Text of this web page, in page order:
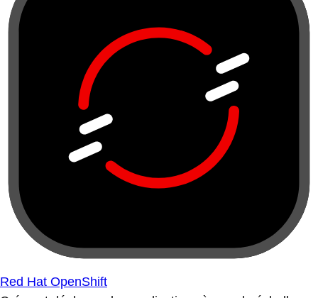
Red Hat OpenShift